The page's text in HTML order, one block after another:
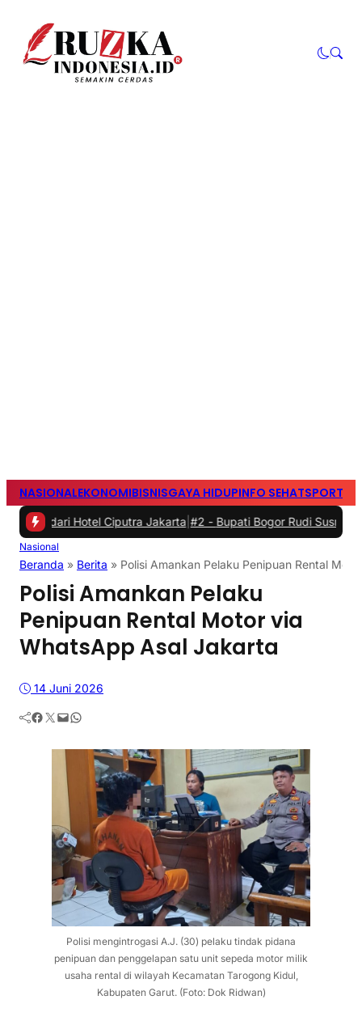
NASIONALEKONOMIBISNISGAYA HIDUPINFO SEHATSPORTS
Ciputra Jakarta|#2 -Bupati Bogor Rudi Susmanto
Nasional
Beranda » Berita » Polisi Amankan Pelaku Penipuan Rental
Polisi Amankan Pelaku
Penipuan Rental Motor via
WhatsApp Asal Jakarta
14 Juni 2026
Facebook Twitter Mail WhatsApp
Polisi mengintrogasi A.J. (30) pelaku tindak pidana
penipuan dan penggelapan satu unit sepeda motor milik
usaha rental di wilayah Kecamatan Tarogong Kidul,
Kabupaten Garut. (Foto: Dok Ridwan)